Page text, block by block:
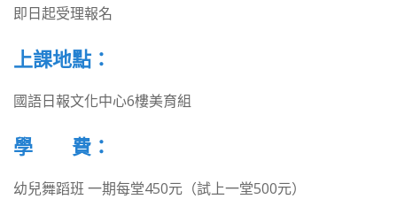
即日起受理報名
上課地點：
國語日報文化中心6樓美育組
學 費：
幼兒舞蹈班 一期每堂450元（試上一堂500元）